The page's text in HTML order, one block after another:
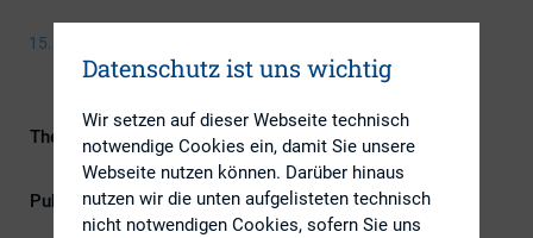
15. April 2016
Themengebiet
ESG (inkl. Nachhaltigkeit &
Governance)
Publikationsform
Externe Publikationen
Datenschutz ist uns wichtig
Wir setzen auf dieser Webseite technisch
notwendige Cookies ein, damit Sie unsere
Webseite nutzen können. Darüber hinaus
nutzen wir die unten aufgelisteten technisch
nicht notwendigen Cookies, sofern Sie uns